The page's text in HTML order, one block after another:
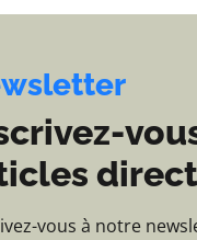
vous à notre